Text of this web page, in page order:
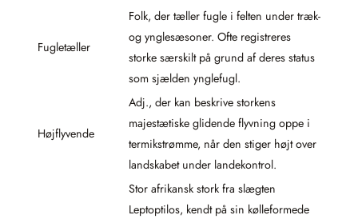
Fugletæller
Folk, der tæller fugle i felten under træk-
og ynglesæsoner. Ofte registreres
storke særskilt på grund af deres status
som sjælden ynglefugl.
Højflyvende
Adj., der kan beskrive storkens
majestætiske glidende flyvning oppe i
termikstrømme, når den stiger højt over
landskabet under landekontrol.
Stor afrikansk stork fra slægten
Leptoptilos, kendt på sin kølleformede